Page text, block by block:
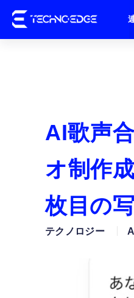
AI歌声
オ制作
枚目の
テクノロジー AI